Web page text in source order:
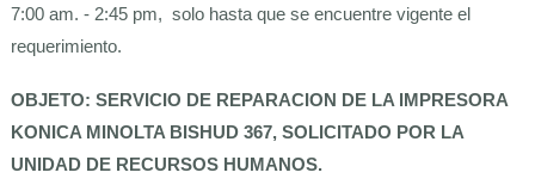
7:00 am. - 2:45 pm, solo hasta que se encuentre vigente el
requerimiento.
OBJETO: SERVICIO DE REPARACION DE LA IMPRESORA
KONICA MINOLTA BISHUD 367, SOLICITADO POR LA
UNIDAD DE RECURSOS HUMANOS.